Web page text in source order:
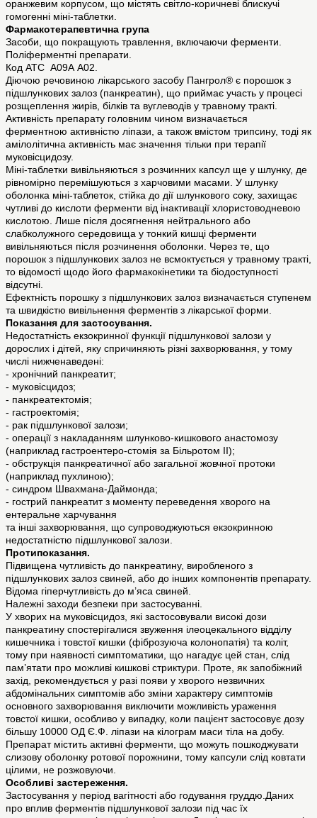
оранжевим корпусом, що містять світло-коричневі блискучі
гомогенні міні-таблетки.
Фармакотерапевтична група
Засоби, що покращують травлення, включаючи ферменти.
Поліферментні препарати.
Код АТС А09А А02.
Діючою речовиною лікарського засобу Пангрол® є порошок з
підшлункових залоз (панкреатин), що приймає участь у процесі
розщеплення жирів, білків та вуглеводів у травному тракті.
Активність препарату головним чином визначається
ферментною активністю ліпази, а також вмістом трипсину, тоді як
амілолітична активність має значення тільки при терапії
муковісцидозу.
Міні-таблетки вивільняються з розчинних капсул ще у шлунку, де
рівномірно перемішуються з харчовими масами. У шлунку
оболонка міні-таблеток, стійка до дії шлункового соку, захищає
чутливі до кислоти ферменти від інактивації хлористоводневою
кислотою. Лише після досягнення нейтрального або
слабколужного середовища у тонкий кишці ферменти
вивільняються після розчинення оболонки. Через те, що
порошок з підшлункових залоз не всмоктується у травному тракті,
то відомості щодо його фармакокінетики та біодоступності
відсутні.
Ефектність порошку з підшлункових залоз визначається ступенем
та швидкістю вивільнення ферментів з лікарської форми.
Показання для застосування.
Недостатність екзокринної функції підшлункової залози у
дорослих і дітей, яку спричиняють різні захворювання, у тому
числі нижченаведені:
- хронічний панкреатит;
- муковісцидоз;
- панкреатектомія;
- гастроектомія;
- рак підшлункової залози;
- операції з накладанням шлунково-кишкового анастомозу
(наприклад гастроентеро-стомія за Більротом ІІ);
- обструкція панкреатичної або загальної жовчної протоки
(наприклад пухлиною);
- синдром Швахмана-Даймонда;
- гострий панкреатит з моменту переведення хворого на
ентеральне харчування
та інші захворювання, що супроводжуються екзокринною
недостатністю підшлункової залози.
Протипоказання.
Підвищена чутливість до панкреатину, виробленого з
підшлункових залоз свиней, або до інших компонентів препарату.
Відома гіперчутливість до м’яса свиней.
Належні заходи безпеки при застосуванні.
У хворих на муковісцидоз, які застосовували високі дози
панкреатину спостерігалися звуження ілеоцекального відділу
кишечника і товстої кишки (фіброзуюча колонопатія) та коліт,
тому при наявності симптоматики, що нагадує цей стан, слід
пам’ятати про можливі кишкові стриктури. Проте, як запобіжний
захід, рекомендується у разі появи у хворого незвичних
абдомінальних симптомів або зміни характеру симптомів
основного захворювання виключити можливість ураження
товстої кишки, особливо у випадку, коли пацієнт застосовує дозу
більшу 10000 ОД Є.Ф. ліпази на кілограм маси тіла на добу.
Препарат містить активні ферменти, що можуть пошкоджувати
слизову оболонку ротової порожнини, тому капсули слід ковтати
цілими, не розжовуючи.
Особливі застереження.
Застосування у період вагітності або годування груддю.Даних
про вплив ферментів підшлункової залози під час їх